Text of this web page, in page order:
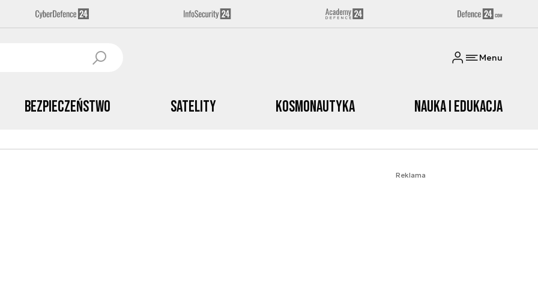
Menu
Bezpieczeństwo Satelity Kosmonautyka Nauka i edukacja
Reklama